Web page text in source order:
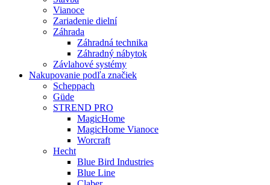
Vianoce
Zariadenie dielní
Záhrada
Záhradná technika
Záhradný nábytok
Závlahové systémy
Nakupovanie podľa značiek
Scheppach
Güde
STREND PRO
MagicHome
MagicHome Vianoce
Worcraft
Hecht
Blue Bird Industries
Blue Line